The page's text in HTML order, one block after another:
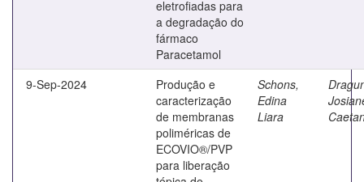
eletrofiadas para
a degradação do
fármaco
Paracetamol
9-Sep-2024
Produção e
caracterização
de membranas
poliméricas de
ECOVIO®/PVP
para liberação
Schons,
Edina
Liara